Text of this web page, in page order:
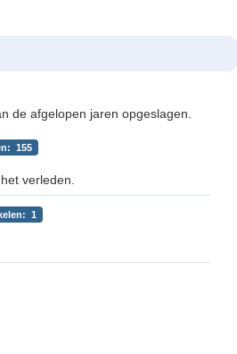
de afgelopen jaren opgeslagen.
155
verleden.
1